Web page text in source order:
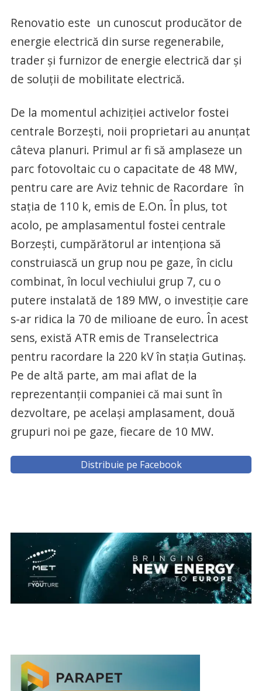
Renovatio este un cunoscut producător de
energie electrică din surse regenerabile,
trader și furnizor de energie electrică dar și
de soluții de mobilitate electrică.
De la momentul achiziției activelor fostei
centrale Borzești, noii proprietari au anunțat
câteva planuri. Primul ar fi să amplaseze un
parc fotovoltaic cu o capacitate de 48 MW,
pentru care are Aviz tehnic de Racordare în
stația de 110 k, emis de E.On. În plus, tot
acolo, pe amplasamentul fostei centrale
Borzești, cumpărătorul ar intenționa să
construiască un grup nou pe gaze, în ciclu
combinat, în locul vechiului grup 7, cu o
putere instalată de 189 MW, o investiție care
s-ar ridica la 70 de milioane de euro. În acest
sens, există ATR emis de Transelectrica
pentru racordare la 220 kV în stația Gutinaș.
Pe de altă parte, am mai aflat de la
reprezentanții companiei că mai sunt în
dezvoltare, pe același amplasament, două
grupuri noi pe gaze, fiecare de 10 MW.
Distribuie pe Facebook